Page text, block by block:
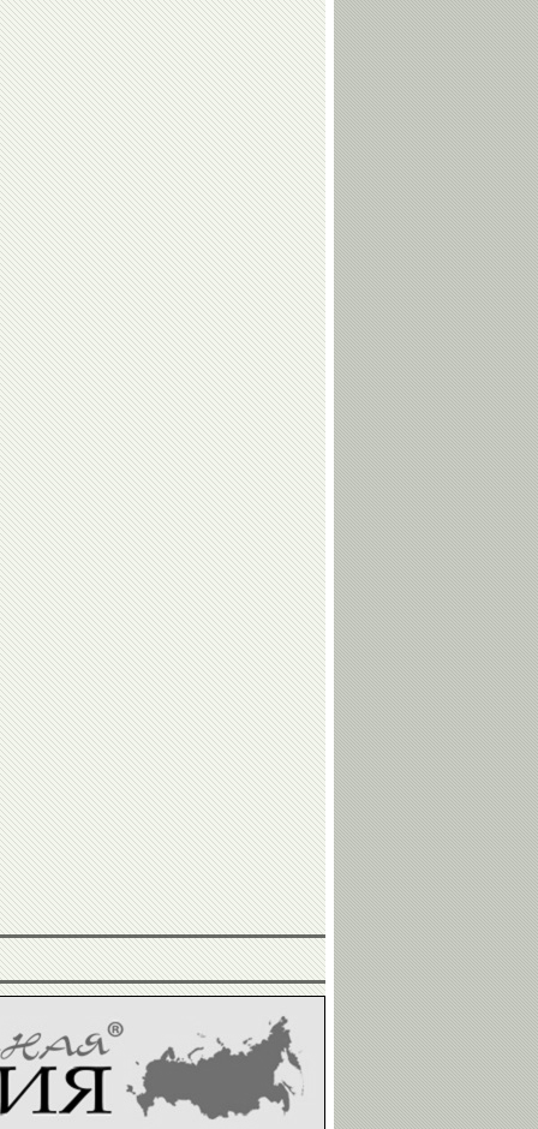
Сергей
ФИЛИППОВ
Игорь
КАЗИКОВ
Елена
Чайковская
Виктор
Кудрявцев
Владимир
Воронков
Геннадий
Карпоносов
Алина
Загитова
Андрей
Максимов
Ангелина
Мельникова
Виктория
Комова
Владимир
Юрзинов-
старший
Анжела
Фоменко
Сергей
Соловейчик
Дзамболат
Тедеев
Алексей
Свирин
Николай
Макаров
Людмила
Марунова
Козин